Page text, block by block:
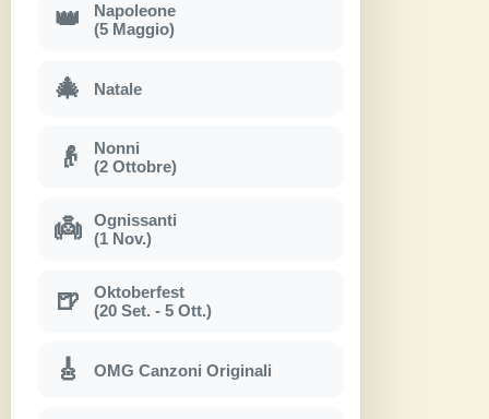
👑
Napoleone
(5 Maggio)
🎄 Natale
👴
Nonni
(2 Ottobre)
👼
Ognissanti
(1 Nov.)
🍺
Oktoberfest
(20 Set. - 5 Ott.)
🎸 OMG Canzoni Originali